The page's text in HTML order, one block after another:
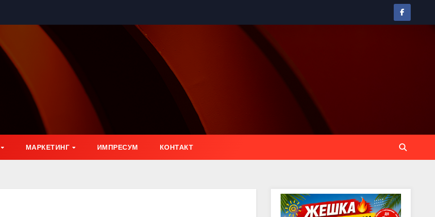
МАРКЕТИНГ ИМПРЕСУМ КОНТАКТ